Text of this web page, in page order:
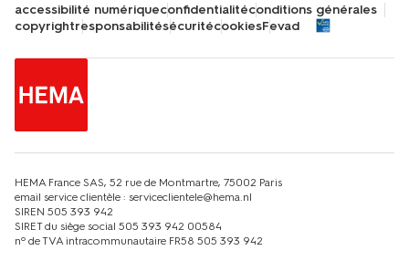
accessibilité numériqueconfidentialitéconditions générales
copyrightresponsabilitésécuritécookiesFevad
HEMA France SAS, 52 rue de Montmartre, 75002 Paris
email service clientèle : serviceclientele@hema.nl
SIREN 505 393 942
SIRET du siège social 505 393 942 00584
nº de TVA intracommunautaire FR58 505 393 942